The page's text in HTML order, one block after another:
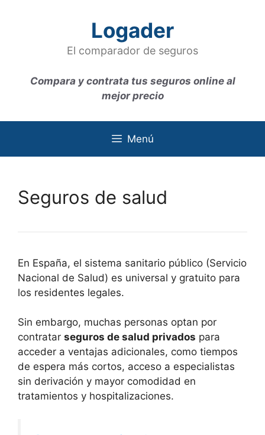
Logader
El comparador de seguros
Compara y contrata tus seguros online al
mejor precio
Menú
Seguros de salud
En España, el sistema sanitario público (Servicio
Nacional de Salud) es universal y gratuito para
los residentes legales.
Sin embargo, muchas personas optan por
contratar seguros de salud privados para
acceder a ventajas adicionales, como tiempos
de espera más cortos, acceso a especialistas
sin derivación y mayor comodidad en
tratamientos y hospitalizaciones.